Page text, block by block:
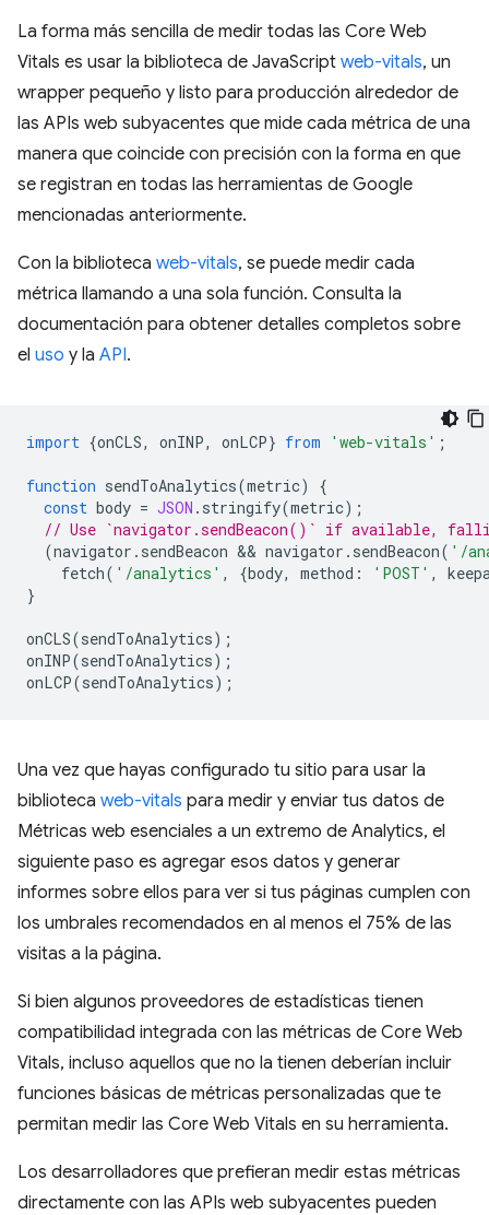
La forma más sencilla de medir todas las Core Web
Vitals es usar la biblioteca de JavaScript web-vitals, un
wrapper pequeño y listo para producción alrededor de
las APIs web subyacentes que mide cada métrica de una
manera que coincide con precisión con la forma en que
se registran en todas las herramientas de Google
mencionadas anteriormente.
Con la biblioteca web-vitals, se puede medir cada
métrica llamando a una sola función. Consulta la
documentación para obtener detalles completos sobre
el uso y la API.
import {onCLS, onINP, onLCP} from 'web-vitals' ;
function sendToAnalytics(metric)
{
const body = JSON . stringify(metric);
// Use `navigator.sendBeacon()` if available,
(navigator . sendBeacon && navigator . sendBeacon( '/
fetch( '/analytics' , {body, method : 'POST' ,
}
onCLS(sendToAnalytics);
onINP(sendToAnalytics);
onLCP(sendToAnalytics);
Una vez que hayas configurado tu sitio para usar la
biblioteca web-vitals para medir y enviar tus datos de
Métricas web esenciales a un extremo de Analytics, el
siguiente paso es agregar esos datos y generar
informes sobre ellos para ver si tus páginas cumplen con
los umbrales recomendados en al menos el 75% de las
visitas a la página.
Si bien algunos proveedores de estadísticas tienen
compatibilidad integrada con las métricas de Core Web
Vitals, incluso aquellos que no la tienen deberían incluir
funciones básicas de métricas personalizadas que te
permitan medir las Core Web Vitals en su herramienta.
Los desarrolladores que prefieran medir estas métricas
directamente con las APIs web subyacentes pueden